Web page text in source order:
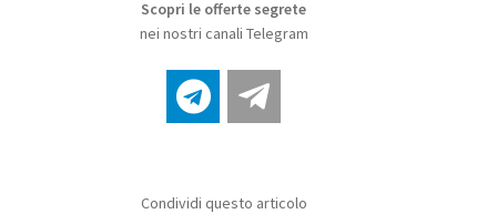
Scopri le offerte segrete
nei nostri canali Telegram
Condividi questo articolo